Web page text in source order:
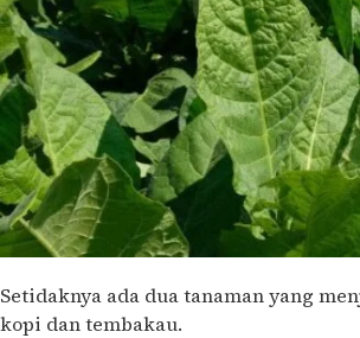
Setidaknya ada dua tanaman yang
kopi dan tembakau.